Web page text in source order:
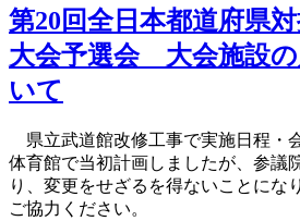
第20回全日本都道府県
大会予選会 大会施設の
いて
県立武道館改修工事で実施日程・
体育館で当初計画しましたが、参議
り、変更をせざるを得ないことにな
ご協力ください。